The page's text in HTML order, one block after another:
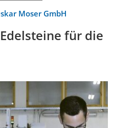
Moser GmbH
für die